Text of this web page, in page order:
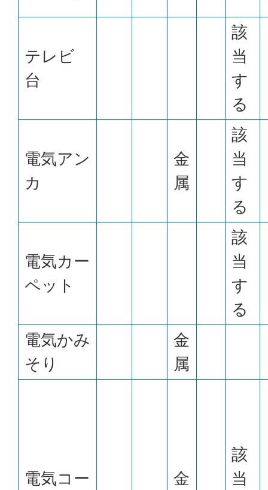
テレビ
台
該
当
す
る
電気アン
カ
金
属
該
当
す
る
電気カー
ペット
該
当
す
る
電気かみ
そり
金
属
電気コー 金
該
当